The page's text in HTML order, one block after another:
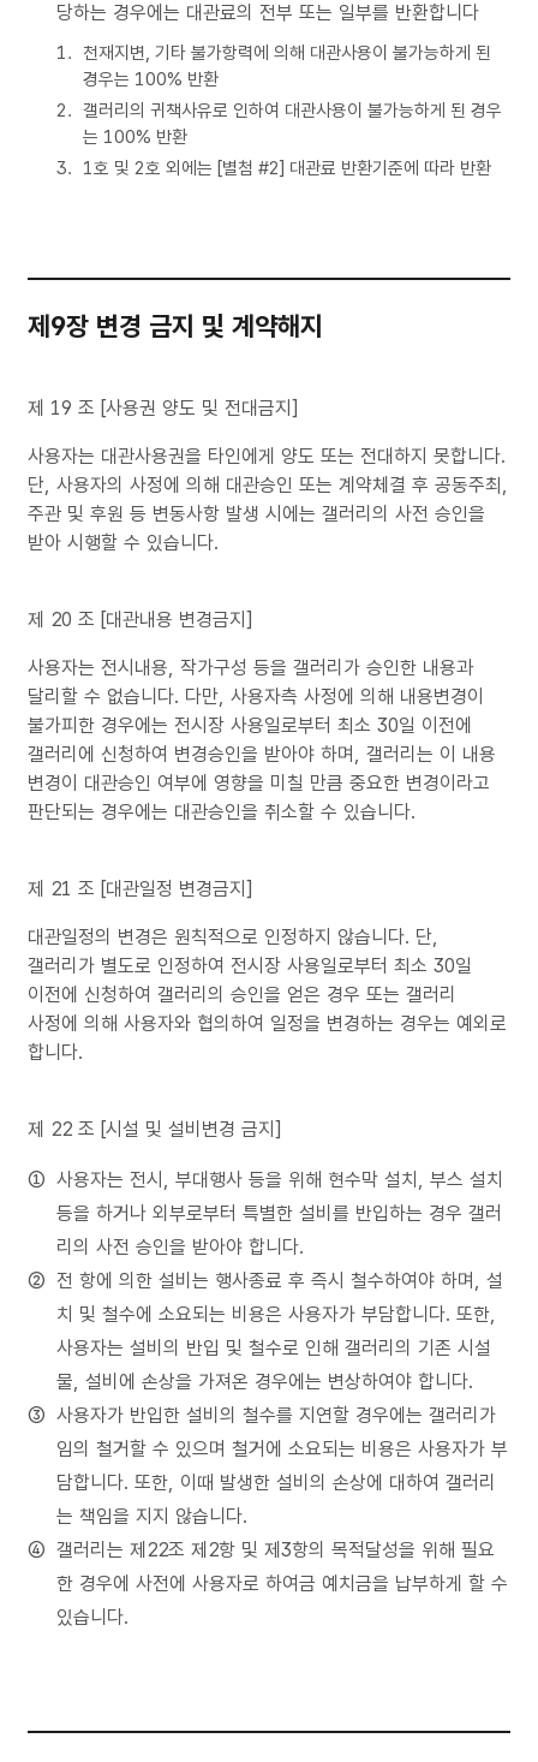
당하는 경우에는 대관료의 전부 또는 일부를 반환합니다
천재지변, 기타 불가항력에 의해 대관사용이 불가능하게 된
경우는 100% 반환
갤러리의 귀책사유로 인하여 대관사용이 불가능하게 된 경우
는 100% 반환
1호 및 2호 외에는 [별첨 #2] 대관료 반환기준에 따라 반환
제9장 변경 금지 및 계약해지
제 19 조 [사용권 양도 및 전대금지]
사용자는 대관사용권을 타인에게 양도 또는 전대하지 못합니다.
단, 사용자의 사정에 의해 대관승인 또는 계약체결 후 공동주최,
주관 및 후원 등 변동사항 발생 시에는 갤러리의 사전 승인을
받아 시행할 수 있습니다.
제 20 조 [대관내용 변경금지]
사용자는 전시내용, 작가구성 등을 갤러리가 승인한 내용과
달리할 수 없습니다. 다만, 사용자측 사정에 의해 내용변경이
불가피한 경우에는 전시장 사용일로부터 최소 30일 이전에
갤러리에 신청하여 변경승인을 받아야 하며, 갤러리는 이 내용
변경이 대관승인 여부에 영향을 미칠 만큼 중요한 변경이라고
판단되는 경우에는 대관승인을 취소할 수 있습니다.
제 21 조 [대관일정 변경금지]
대관일정의 변경은 원칙적으로 인정하지 않습니다. 단,
갤러리가 별도로 인정하여 전시장 사용일로부터 최소 30일
이전에 신청하여 갤러리의 승인을 얻은 경우 또는 갤러리
사정에 의해 사용자와 협의하여 일정을 변경하는 경우는 예외로
합니다.
제 22 조 [시설 및 설비변경 금지]
사용자는 전시, 부대행사 등을 위해 현수막 설치, 부스 설치
등을 하거나 외부로부터 특별한 설비를 반입하는 경우 갤러
리의 사전 승인을 받아야 합니다.
전 항에 의한 설비는 행사종료 후 즉시 철수하여야 하며, 설
치 및 철수에 소요되는 비용은 사용자가 부담합니다. 또한,
사용자는 설비의 반입 및 철수로 인해 갤러리의 기존 시설
물, 설비에 손상을 가져온 경우에는 변상하여야 합니다.
사용자가 반입한 설비의 철수를 지연할 경우에는 갤러리가
임의 철거할 수 있으며 철거에 소요되는 비용은 사용자가 부
담합니다. 또한, 이때 발생한 설비의 손상에 대하여 갤러리
는 책임을 지지 않습니다.
갤러리는 제22조 제2항 및 제3항의 목적달성을 위해 필요
한 경우에 사전에 사용자로 하여금 예치금을 납부하게 할 수
있습니다.